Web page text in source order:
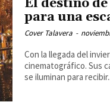
El destino
para una
Cover Talavera -
Con la llegada del
cinematográfico. Sus
se iluminan para